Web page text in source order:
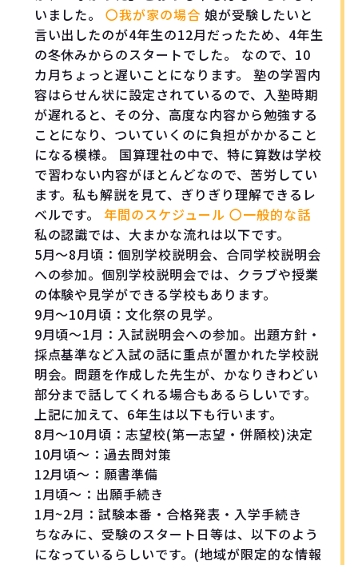
いました。〇我が家の場合娘が受験したいと
言い出したのが4年生の12月だったため、4年生
の冬休みからのスタートでした。 なので、10
カ月ちょっと遅いことになります。 塾の学習内
容はらせん状に設定されているので、入塾時期
が遅れると、その分、高度な内容から勉強する
ことになり、ついていくのに負担がかかること
になる模様。 国算理社の中で、特に算数は学校
で習わない内容がほとんどなので、苦労してい
ます。私も解説を見て、ぎりぎり理解できるレ
ベルです。 年間のスケジュール 〇一般的な話
私の認識では、大まかな流れは以下です。
5月～8月頃：個別学校説明会、合同学校説明会
への参加。個別学校説明会では、クラブや授業
の体験や見学ができる学校もあります。
9月～10月頃：文化祭の見学。
9月頃～1月：入試説明会への参加。出題方針・
採点基準など入試の話に重点が置かれた学校説
明会。問題を作成した先生が、かなりきわどい
部分まで話してくれる場合もあるらしいです。
上記に加えて、6年生は以下も行います。
8月～10月頃：志望校(第一志望・併願校)決定
10月頃～：過去問対策
12月頃～：願書準備
1月頃～：出願手続き
1月~2月：試験本番・合格発表・入学手続き
ちなみに、受験のスタート日等は、以下のよう
になっているらしいです。(地域が限定的な情報